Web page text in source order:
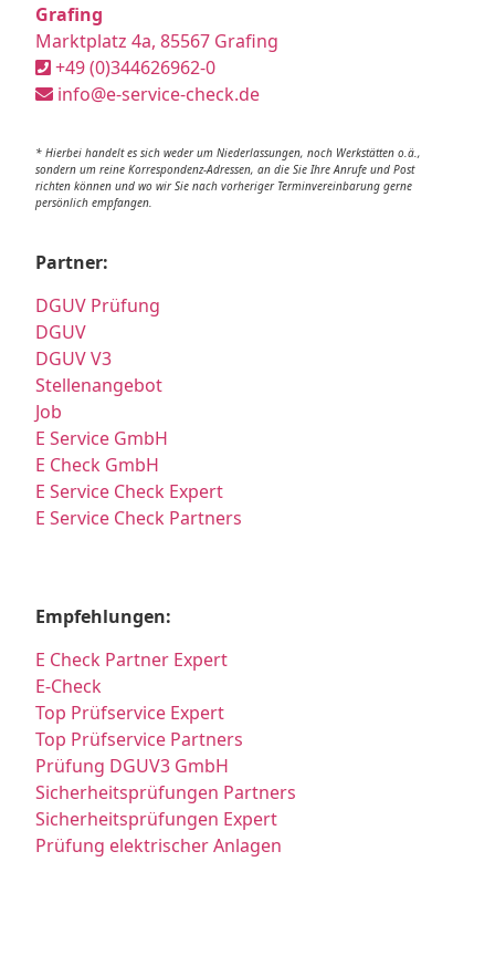
Grafing
Marktplatz 4a, 85567 Grafing
+49 (0)344626962-0
info@e-service-check.de
* Hierbei handelt es sich weder um Niederlassungen, noch Werkstätten o.ä.,
sondern um reine Korrespondenz-Adressen, an die Sie Ihre Anrufe und Post
richten können und wo wir Sie nach vorheriger Terminvereinbarung gerne
persönlich empfangen.
Partner:
DGUV Prüfung
DGUV
DGUV V3
Stellenangebot
Job
E Service GmbH
E Check GmbH
E Service Check Expert
E Service Check Partners
Empfehlungen:
E Check Partner Expert
E-Check
Top Prüfservice Expert
Top Prüfservice Partners
Prüfung DGUV3 GmbH
Sicherheitsprüfungen Partners
Sicherheitsprüfungen Expert
Prüfung elektrischer Anlagen